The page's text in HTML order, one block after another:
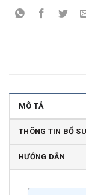
MÔ TẢ
THÔNG TIN BỔ
HƯỚNG DẪN